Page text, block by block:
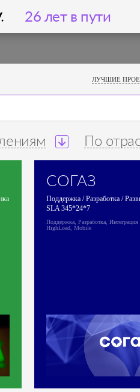
26 лет в пути
ЛУЧШИЕ
По
СОГАЗ
Поддержка / Разработка /
SLA 345*24*7
Поддержка, Разработка, Интеграция
HighLoad, Mobile